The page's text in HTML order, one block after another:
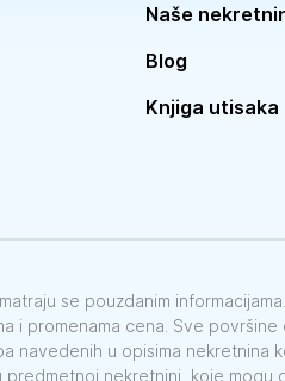
Naše
Blog
Knjiga utisaka
se pouzdanim
promenama cena. Sve
u opisima nekretnina
nekretnini, koje mogu